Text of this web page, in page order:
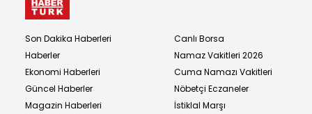
Son Dakika Haberleri
Haberler
Ekonomi Haberleri
Güncel Haberler
Magazin Haberleri
Canlı Borsa
Namaz Vakitleri 2026
Cuma Namazı Vakitleri
Nöbetçi Eczaneler
İstiklal Marşı